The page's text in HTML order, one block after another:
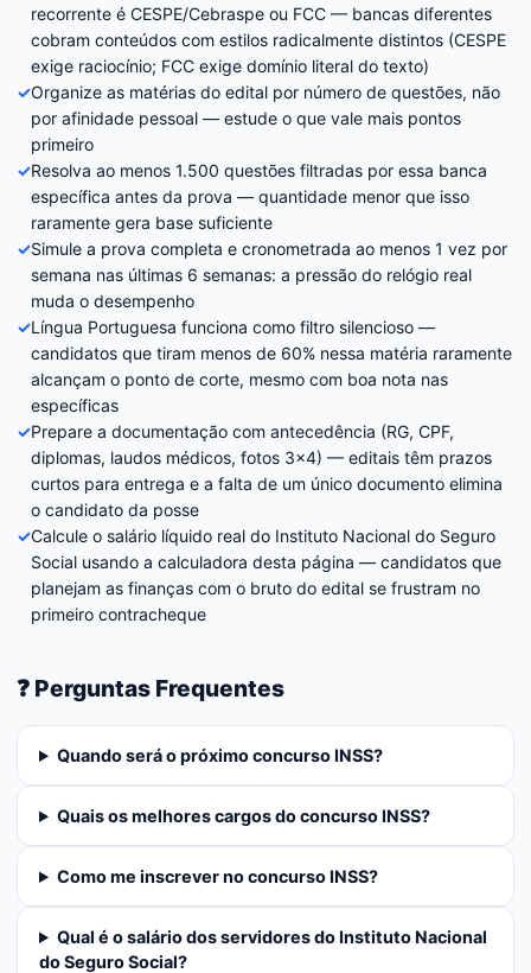
recorrente é CESPE/Cebraspe ou FCC — bancas diferentes
cobram conteúdos com estilos radicalmente distintos (CESPE
exige raciocínio; FCC exige domínio literal do texto)
✓Organize as matérias do edital por número de questões, não
por afinidade pessoal — estude o que vale mais pontos
primeiro
✓Resolva ao menos 1.500 questões filtradas por essa banca
específica antes da prova — quantidade menor que isso
raramente gera base suficiente
✓Simule a prova completa e cronometrada ao menos 1 vez por
semana nas últimas 6 semanas: a pressão do relógio real
muda o desempenho
✓Língua Portuguesa funciona como filtro silencioso —
candidatos que tiram menos de 60% nessa matéria raramente
alcançam o ponto de corte, mesmo com boa nota nas
específicas
✓Prepare a documentação com antecedência (RG, CPF,
diplomas, laudos médicos, fotos 3×4) — editais têm prazos
curtos para entrega e a falta de um único documento elimina
o candidato da posse
✓Calcule o salário líquido real do Instituto Nacional do Seguro
Social usando a calculadora desta página — candidatos que
planejam as finanças com o bruto do edital se frustram no
primeiro contracheque
❓ Perguntas Frequentes
Quando será o próximo concurso INSS?
Quais os melhores cargos do concurso INSS?
Como me inscrever no concurso INSS?
Qual é o salário dos servidores do Instituto Nacional
do Seguro Social?